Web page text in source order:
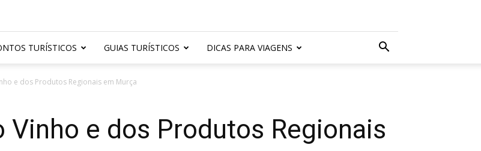
TURÍSTICOS GUIAS TURÍSTICOS DICAS PARA VIAGENS
e dos Produtos Regionais em Murça
Vinho e dos Produtos Regionais